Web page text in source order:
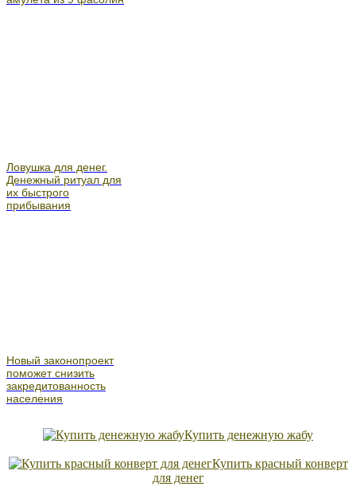
Ловушка для денег.
Денежный ритуал для
их быстрого
прибывания
Новый законопроект
поможет снизить
закредитованность
населения
Купить денежную жабу
Купить красный конверт
для денег